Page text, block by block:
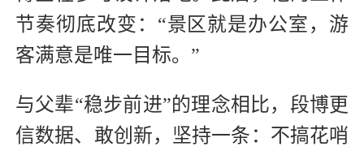
节奏彻底改变：“景区就是办公室，游
客满意是唯一目标。”
与父辈“稳步前进”的理念相比，段博更
信数据、敢创新，坚持一条：不搞花哨